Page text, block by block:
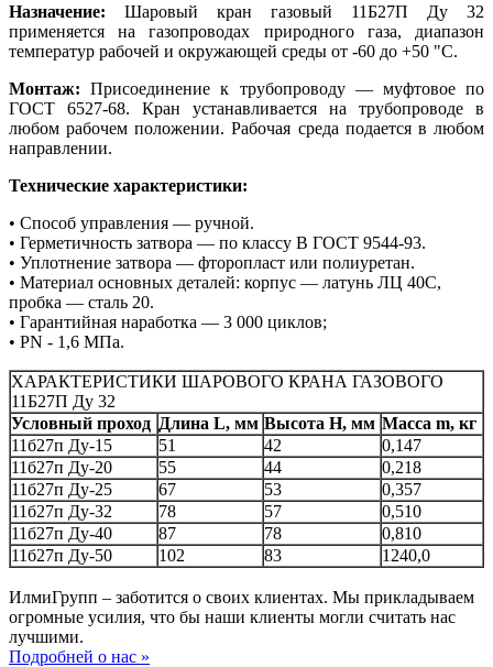
Назначение: Шаровый кран газовый 11Б27П Ду 32
применяется на газопроводах природного газа, диапазон
температур рабочей и окружающей среды от -60 до +50 "С.
Монтаж:Присоединение к трубопроводу — муфтовое по
ГОСТ 6527-68. Кран устанавливается на трубопроводе в
любом рабочем положении. Рабочая среда подается в любом
направлении.
Технические характеристики:
• Способ управления — ручной.
• Герметичность затвора — по классу В ГОСТ 9544-93.
• Уплотнение затвора — фторопласт или полиуретан.
• Материал основных деталей: корпус — латунь ЛЦ 40С,
пробка — сталь 20.
• Гарантийная наработка — 3 000 циклов;
• PN - 1,6 МПа.
ХАРАКТЕРИСТИКИ ШАРОВОГО КРАНА ГАЗОВОГО
11Б27П Ду 32
Условный проход Длина L, мм Высота H, мм Масса m, кг
11б27п Ду-15
51 42
0,147
11б27п Ду-20
55 44
0,218
11б27п Ду-25
67 53
0,357
11б27п Ду-32
78 57
0,510
11б27п Ду-40
87 78
0,810
11б27п Ду-50
102 83 1240,0
ИлмиГрупп – заботится о своих клиентах. Мы прикладываем
огромные усилия, что бы наши клиенты могли считать нас
лучшими.
Подробней о нас »